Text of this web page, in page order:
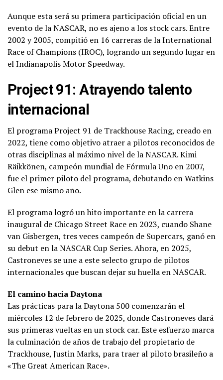
Aunque esta será su primera participación oficial en un
evento de la NASCAR, no es ajeno a los stock cars. Entre
2002 y 2005, compitió en 16 carreras de la International
Race of Champions (IROC), logrando un segundo lugar en
el Indianapolis Motor Speedway.
Project 91: Atrayendo talento
internacional
El programa Project 91 de Trackhouse Racing, creado en
2022, tiene como objetivo atraer a pilotos reconocidos de
otras disciplinas al máximo nivel de la NASCAR. Kimi
Räikkönen, campeón mundial de Fórmula Uno en 2007,
fue el primer piloto del programa, debutando en Watkins
Glen ese mismo año.
El programa logró un hito importante en la carrera
inaugural de Chicago Street Race en 2023, cuando Shane
van Gisbergen, tres veces campeón de Supercars, ganó en
su debut en la NASCAR Cup Series. Ahora, en 2025,
Castroneves se une a este selecto grupo de pilotos
internacionales que buscan dejar su huella en NASCAR.
El camino hacia Daytona
Las prácticas para la Daytona 500 comenzarán el
miércoles 12 de febrero de 2025, donde Castroneves dará
sus primeras vueltas en un stock car. Este esfuerzo marca
la culminación de años de trabajo del propietario de
Trackhouse, Justin Marks, para traer al piloto brasileño a
«The Great American Race».